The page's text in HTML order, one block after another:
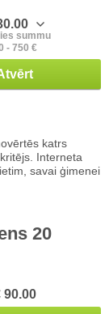
summu
- 750 €
katrs
Interneta
savai ģimenei
20
90.00